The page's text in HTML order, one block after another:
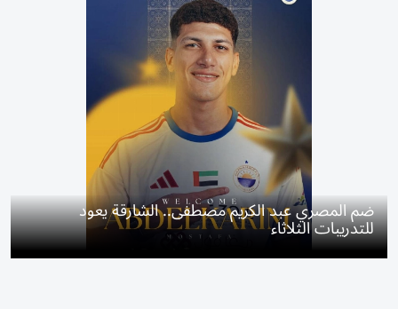
ضم المصري عبد الكريم مصطفى.. الشارقة يعود
للتدريبات الثلاثاء